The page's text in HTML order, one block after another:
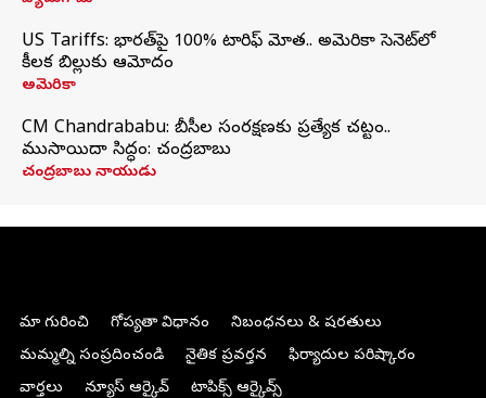
US Tariffs: భారత్‌పై 100% టారిఫ్‌ మోత.. అమెరికా సెనెట్‌లో
కీలక బిల్లుకు ఆమోదం
అమెరికా
CM Chandrababu: బీసీల సంరక్షణకు ప్రత్యేక చట్టం..
ముసాయిదా సిద్ధం: చంద్రబాబు
చంద్రబాబు నాయుడు
మా గురించి గోప్యతా విధానం
నిబంధనలు & షరతులు
మమ్మల్ని సంప్రదించండి
నైతిక ప్రవర్తన
ఫిర్యాదుల పరిష్కారం
వార్తలు
న్యూస్ ఆర్కైవ్ టాపిక్స్ ఆర్కైవ్స్